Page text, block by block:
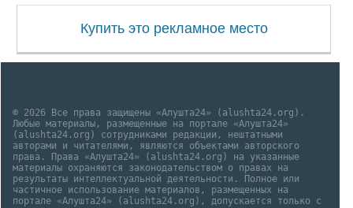
Купить это рекламное место
© 2026 Все права защищены «Алушта24» (alushta24.org).
Любые материалы, размещенные на портале «Алушта24»
(alushta24.org) сотрудниками редакции, нештатными
авторами и читателями, являются объектами авторского
права. Права «Алушта24» (alushta24.org) на указанные
материалы охраняются законодательством о правах на
результаты интеллектуальной деятельности. Полное или
частичное использование материалов, размещенных на
портале «Алушта24» (alushta24.org), допускается только с